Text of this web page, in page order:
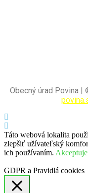
Obecný úrad Povina |
Táto webová lokalita
zlepšiť užívateľský
ich používaním.
GDPR a Pravidlá cookies